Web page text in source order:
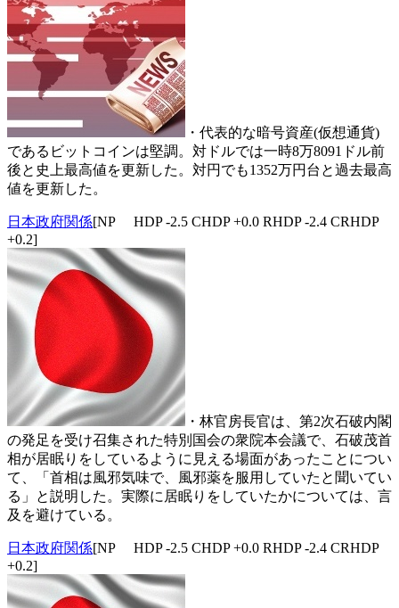
・代表的な暗号資産(仮想通貨)
であるビットコインは堅調。対ドルでは一時8万8091ドル前
後と史上最高値を更新した。対円でも1352万円台と過去最高
値を更新した。
日本政府関係[NP HDP -2.5 CHDP +0.0 RHDP -2.4 CRHDP
+0.2]
・林官房長官は、第2次石破内閣
の発足を受け召集された特別国会の衆院本会議で、石破茂首
相が居眠りをしているように見える場面があったことについ
て、「首相は風邪気味で、風邪薬を服用していたと聞いてい
る」と説明した。実際に居眠りをしていたかについては、言
及を避けている。
日本政府関係[NP HDP -2.5 CHDP +0.0 RHDP -2.4 CRHDP
+0.2]